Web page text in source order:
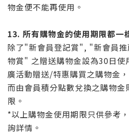
物金便不能再使用。
13. 所有購物金的使用期限都一
除了"新會員登記賞", "新會員
物賞" 之贈送購物金設為30日使
廣活動贈送/特惠購買之購物金
而由會員積分點數兌換之購物
限。
*以上購物金使用期限只供參考
詢詳情。